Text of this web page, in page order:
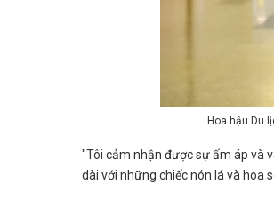
Hoa hậu Du
"Tôi cảm nhận được sự ấm áp và
dài với những chiếc nón lá và hoa